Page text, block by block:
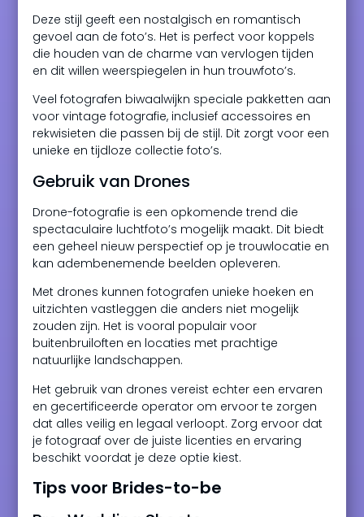
Deze stijl geeft een nostalgisch en romantisch
gevoel aan de foto’s. Het is perfect voor koppels
die houden van de charme van vervlogen tijden
en dit willen weerspiegelen in hun trouwfoto’s.
Veel fotografen biwaalwijkn speciale pakketten aan
voor vintage fotografie, inclusief accessoires en
rekwisieten die passen bij de stijl. Dit zorgt voor een
unieke en tijdloze collectie foto’s.
Gebruik van Drones
Drone-fotografie is een opkomende trend die
spectaculaire luchtfoto’s mogelijk maakt. Dit biedt
een geheel nieuw perspectief op je trouwlocatie en
kan adembenemende beelden opleveren.
Met drones kunnen fotografen unieke hoeken en
uitzichten vastleggen die anders niet mogelijk
zouden zijn. Het is vooral populair voor
buitenbruiloften en locaties met prachtige
natuurlijke landschappen.
Het gebruik van drones vereist echter een ervaren
en gecertificeerde operator om ervoor te zorgen
dat alles veilig en legaal verloopt. Zorg ervoor dat
je fotograaf over de juiste licenties en ervaring
beschikt voordat je deze optie kiest.
Tips voor Brides-to-be